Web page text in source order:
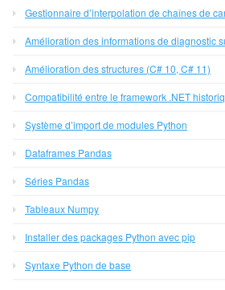
Gestionnaire d’interpolation de chaînes de
Amélioration des informations de diagnostic
Amélioration des structures (C# 10, C# 11)
Compatibilité entre le framework .NET
Système d’import de modules Python
Dataframes Pandas
Séries Pandas
Tableaux Numpy
Installer des packages Python avec pip
Syntaxe Python de base